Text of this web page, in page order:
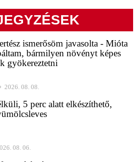
ismerősöm javasolta - Mióta
bármilyen növényt képes
gyökereztetni
2026. 08. 08.
5 perc alatt elkészíthető,
08. 06.